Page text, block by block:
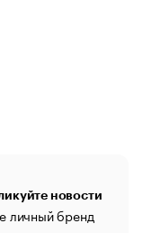
новости
личный бренд